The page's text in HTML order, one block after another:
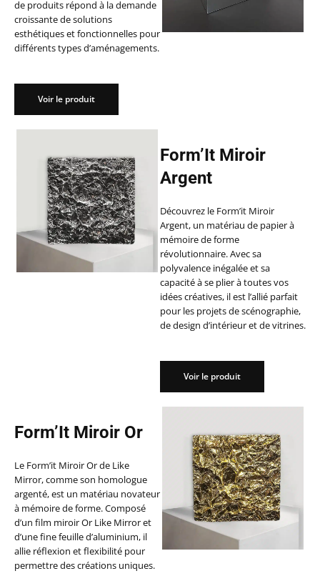
de produits répond à la demande
croissante de solutions
esthétiques et fonctionnelles pour
différents types d’aménagements.
Voir le produit
Form’It Miroir
Argent
Découvrez le Form’it Miroir
Argent, un matériau de papier à
mémoire de forme
révolutionnaire. Avec sa
polyvalence inégalée et sa
capacité à se plier à toutes vos
idées créatives, il est l’allié parfait
pour les projets de scénographie,
de design d’intérieur et de vitrines.
Voir le produit
Form’It Miroir Or
Le Form’it Miroir Or de Like
Mirror, comme son homologue
argenté, est un matériau novateur
à mémoire de forme. Composé
d’un film miroir Or Like Mirror et
d’une fine feuille d’aluminium, il
allie réflexion et flexibilité pour
permettre des créations uniques.